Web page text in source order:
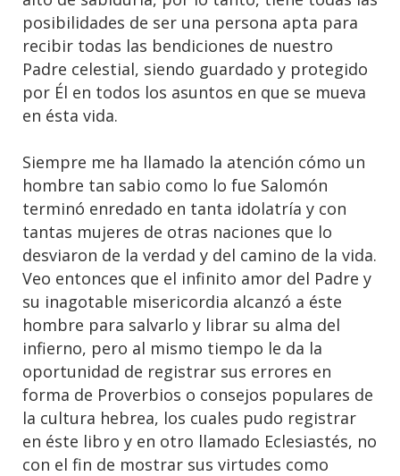
posibilidades de ser una persona apta para
recibir todas las bendiciones de nuestro
Padre celestial, siendo guardado y protegido
por Él en todos los asuntos en que se mueva
en ésta vida.
Siempre me ha llamado la atención cómo un
hombre tan sabio como lo fue Salomón
terminó enredado en tanta idolatría y con
tantas mujeres de otras naciones que lo
desviaron de la verdad y del camino de la vida.
Veo entonces que el infinito amor del Padre y
su inagotable misericordia alcanzó a éste
hombre para salvarlo y librar su alma del
infierno, pero al mismo tiempo le da la
oportunidad de registrar sus errores en
forma de Proverbios o consejos populares de
la cultura hebrea, los cuales pudo registrar
en éste libro y en otro llamado Eclesiastés, no
con el fin de mostrar sus virtudes como